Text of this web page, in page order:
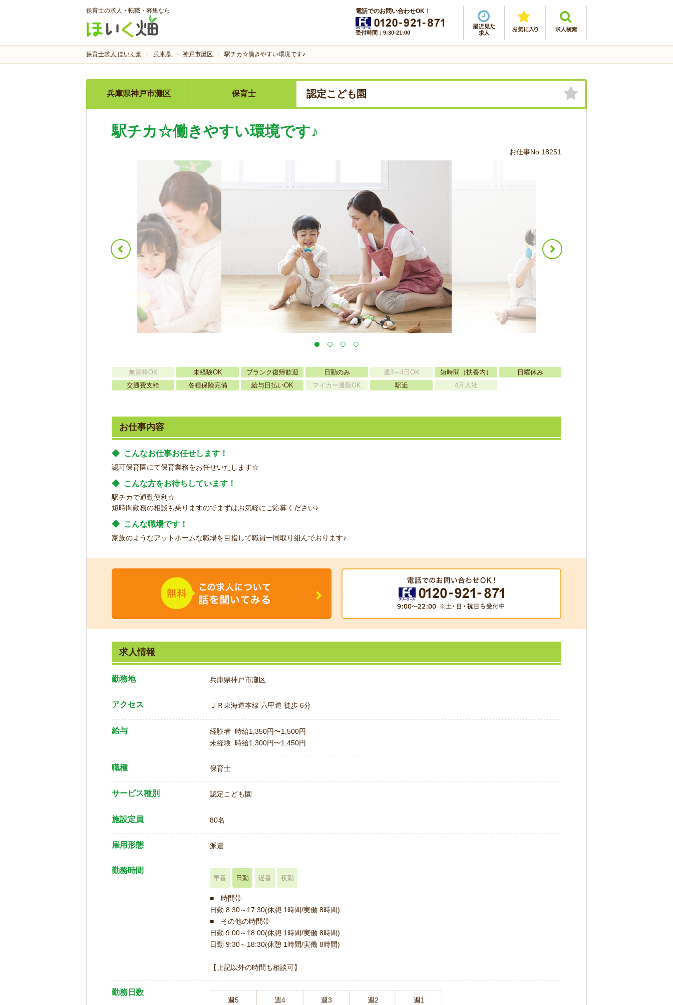
保育士の求人・転職・募集なら 電話でのお問い合わせOK！
受付時間：9:30-21:00
保育士求人 ほいく畑 兵庫県 神戸市灘区 駅チカ☆働きやすい環境です♪
兵庫県神戸市灘区 保育士 認定こども園
駅チカ☆働きやすい環境です♪
お仕事No.18251
無資格OK 未経験OK ブランク復帰歓迎 日勤のみ 週3～4日OK 短時間（扶養内）
日曜休み
交通費支給
各種保険完備 給与日払いOK マイカー通勤OK 駅近 4月入社
お仕事内容
◆ こんなお仕事お任せします！
認可保育園にて保育業務をお任せいたします☆
◆ こんな方をお待ちしています！
駅チカで通勤便利☆
短時間勤務の相談も乗りますのでまずはお気軽にご応募ください♪
◆ こんな職場です！
家族のようなアットホームな職場を目指して職員一同取り組んでおります♪
求人情報
勤務地 兵庫県神戸市灘区
アクセス ＪＲ東海道本線 六甲道 徒歩 6分
給与
経験者 時給1,350円〜1,500円
未経験 時給1,300円〜1,450円
職種 保育士
サービス種別 認定こども園
施設定員 80名
雇用形態 派遣
勤務時間
早番 日勤 遅番 夜勤
■ 時間帯
日勤 8:30～17:30(休憩 1時間/実働 8時間)
■ その他の時間帯
日勤 9:00～18:00(休憩 1時間/実働 8時間)
日勤 9:30～18:30(休憩 1時間/実働 8時間)
【上記以外の時間も相談可】
勤務日数
週5 週4 週3 週2 週1